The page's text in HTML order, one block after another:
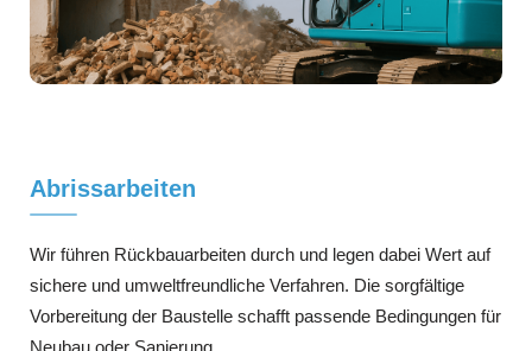
Abrissarbeiten
Wir führen Rückbauarbeiten durch und legen dabei Wert auf
sichere und umweltfreundliche Verfahren. Die sorgfältige
Vorbereitung der Baustelle schafft passende Bedingungen für
Neubau oder Sanierung.